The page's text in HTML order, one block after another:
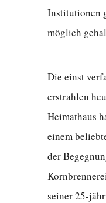
Institutionen
möglich
Die einst
erstrahlen
Heimathaus
einem
der
seiner 25-